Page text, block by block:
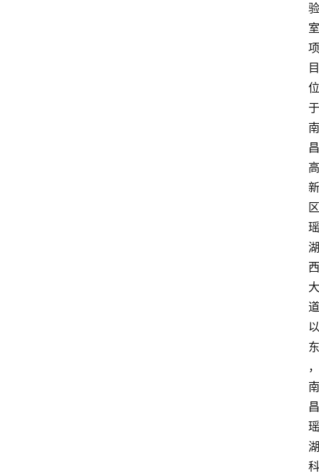
验
室
项
目
位
于
南
昌
高
新
区
瑶
湖
西
大
道
以
东
，
南
昌
瑶
湖
科